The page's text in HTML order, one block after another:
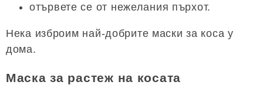
отървете се от нежелания пърхот.
Нека изброим най-добрите маски за коса у
дома.
Маска за растеж на косата